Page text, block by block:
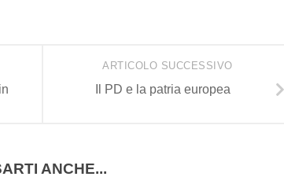
ARTICOLO SUCCESSIVO
Il PD e la patria europea
ANCHE...